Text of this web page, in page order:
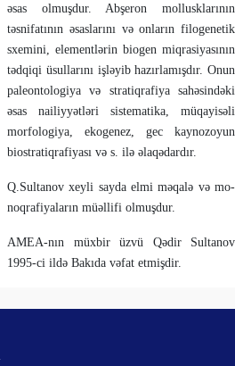
əsas ol­muşdur. Abşeron mollusklarının
təsnifatının əsaslarını və onların filoge­netik
sxemini, elementlərin biogen miqrasiyasının
tədqiqi üsul­larını işləyib hazırla­mışdır. Onun
paleontologiya və stratiqrafiya sahə­sindəki
əsas nailiyyətləri sis­tematika, müqayisəli
morfologiya, ekogenez, gec kaynozo­yun
biostratiqrafiyası və s. ilə əlaqədardır.
Q.Sultanov xeyli sayda elmi məqalə və mo­
noq­rafiyaların müəllifi olmuşdur.
AMEA-nın müxbir üzvü Qədir Sultanov
1995-ci ildə Bakıda vəfat etmişdir.